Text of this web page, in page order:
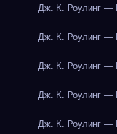
Дж. К. Роулинг —
Дж. К. Роулинг —
Дж. К. Роулинг —
Дж. К. Роулинг —
Дж. К. Роулинг —